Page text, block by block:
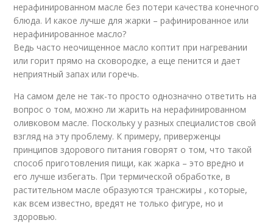
нерафинированном масле без потери качества конечного
блюда. И какое лучше для жарки – рафинированное или
нерафинированное масло?
Ведь часто неочищенное масло коптит при нагревании
или горит прямо на сковородке, а еще пенится и дает
неприятный запах или горечь.
На самом деле не так-то просто однозначно ответить на
вопрос о том, можно ли жарить на нерафинированном
оливковом масле. Поскольку у разных специалистов свой
взгляд на эту проблему. К примеру, приверженцы
принципов здорового питания говорят о том, что такой
способ приготовления пищи, как жарка – это вредно и
его лучше избегать. При термической обработке, в
растительном масле образуются трансжиры , которые,
как всем известно, вредят не только фигуре, но и
здоровью.